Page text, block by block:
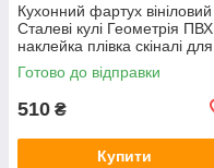
Кухонний фартух вініловий
Сталеві кулі Геометрія ПВХ
наклейка плівка скіналі для
кухні сірий 600х2000 мм
Готово до відправки
510 ₴
Купити